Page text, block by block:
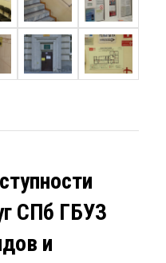
СПб ГБУЗ
и